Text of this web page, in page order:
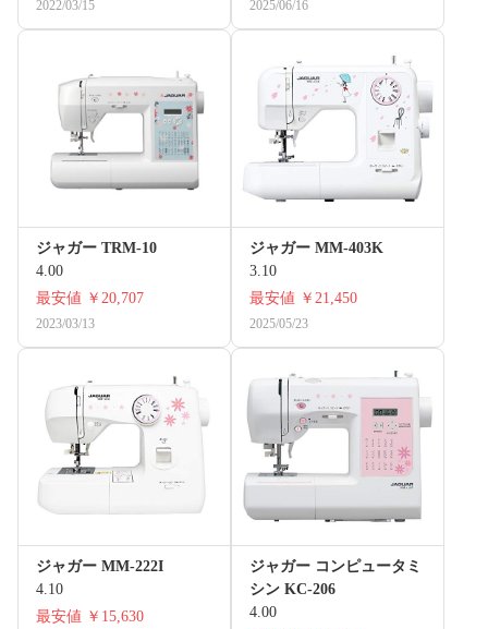
2022/03/15 2025/06/16
ジャガー TRM-10
4.00
最安値 ￥20,707
2023/03/13
ジャガー MM-403K
3.10
最安値 ￥21,450
2025/05/23
ジャガー MM-222I
4.10
最安値 ￥15,630
ジャガー コンピュータミ
シン KC-206
4.00